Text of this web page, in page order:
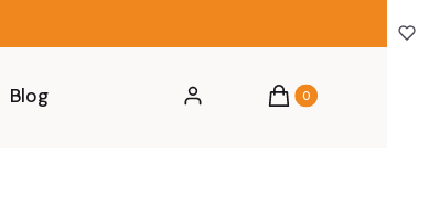
Blog Zaloguj się Produkty w koszyku:
Koszyk